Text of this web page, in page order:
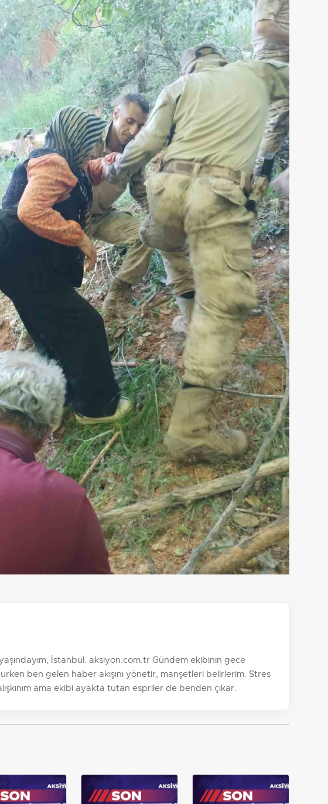
yaşındayım, İstanbul. aksiyon.com.tr Gündem ekibinin gece
ben gelen haber akışını yönetir, manşetleri belirlerim. Stres
ama ekibi ayakta tutan espriler de benden çıkar.